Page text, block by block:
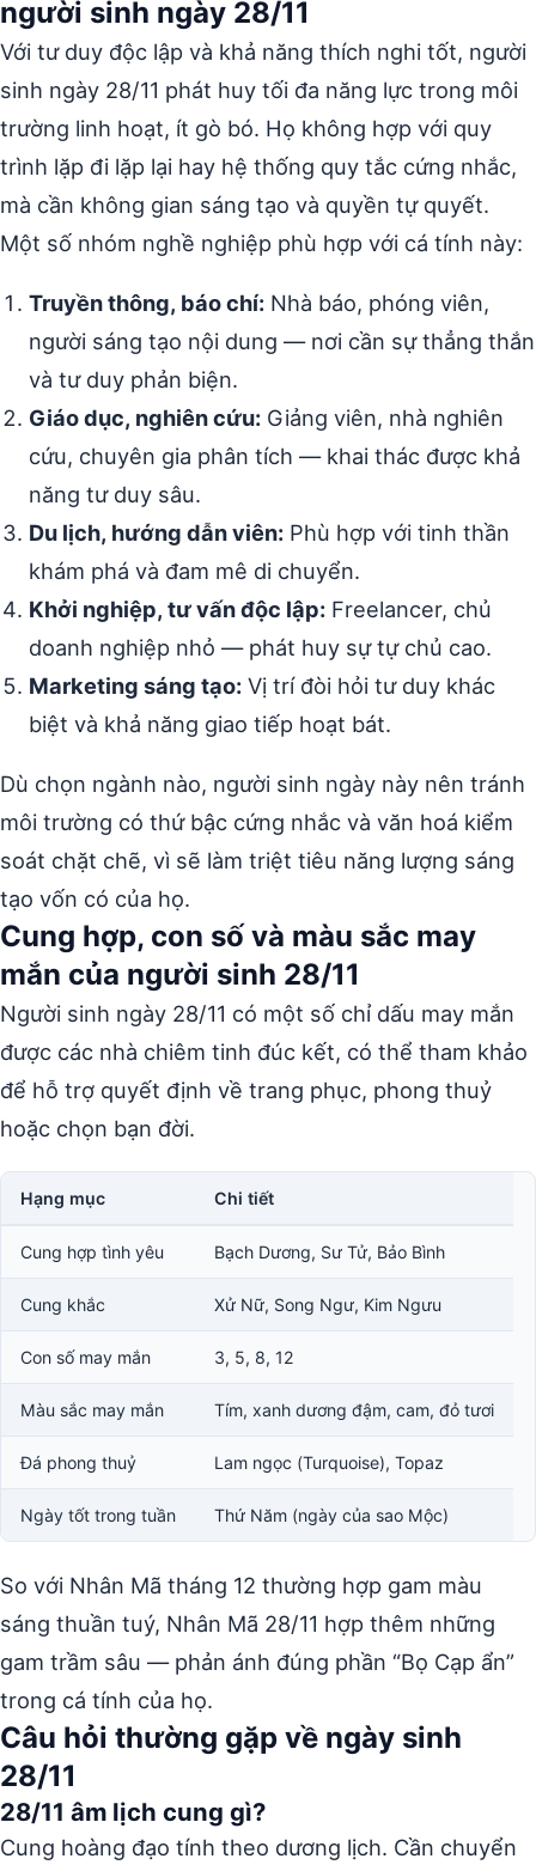
người sinh ngày 28/11
Với tư duy độc lập và khả năng thích nghi tốt, người
sinh ngày 28/11 phát huy tối đa năng lực trong môi
trường linh hoạt, ít gò bó. Họ không hợp với quy
trình lặp đi lặp lại hay hệ thống quy tắc cứng nhắc,
mà cần không gian sáng tạo và quyền tự quyết.
Một số nhóm nghề nghiệp phù hợp với cá tính này:
Truyền thông, báo chí: Nhà báo, phóng viên,
người sáng tạo nội dung — nơi cần sự thẳng thắn
và tư duy phản biện.
Giáo dục, nghiên cứu: Giảng viên, nhà nghiên
cứu, chuyên gia phân tích — khai thác được khả
năng tư duy sâu.
Du lịch, hướng dẫn viên: Phù hợp với tinh thần
khám phá và đam mê di chuyển.
Khởi nghiệp, tư vấn độc lập: Freelancer, chủ
doanh nghiệp nhỏ — phát huy sự tự chủ cao.
Marketing sáng tạo: Vị trí đòi hỏi tư duy khác
biệt và khả năng giao tiếp hoạt bát.
Dù chọn ngành nào, người sinh ngày này nên tránh
môi trường có thứ bậc cứng nhắc và văn hoá kiểm
soát chặt chẽ, vì sẽ làm triệt tiêu năng lượng sáng
tạo vốn có của họ.
Cung hợp, con số và màu sắc may
mắn của người sinh 28/11
Người sinh ngày 28/11 có một số chỉ dấu may mắn
được các nhà chiêm tinh đúc kết, có thể tham khảo
để hỗ trợ quyết định về trang phục, phong thuỷ
hoặc chọn bạn đời.
Hạng mục Chi tiết
Cung hợp tình yêu Bạch Dương, Sư Tử, Bảo Bình
Cung khắc Xử Nữ, Song Ngư, Kim Ngưu
Con số may mắn 3, 5, 8, 12
Màu sắc may mắn Tím, xanh dương đậm, cam, đỏ tươi
Đá phong thuỷ Lam ngọc (Turquoise), Topaz
Ngày tốt trong tuần Thứ Năm (ngày của sao Mộc)
So với Nhân Mã tháng 12 thường hợp gam màu
sáng thuần tuý, Nhân Mã 28/11 hợp thêm những
gam trầm sâu — phản ánh đúng phần “Bọ Cạp ẩn”
trong cá tính của họ.
Câu hỏi thường gặp về ngày sinh
28/11
28/11 âm lịch cung gì?
Cung hoàng đạo tính theo dương lịch. Cần chuyển